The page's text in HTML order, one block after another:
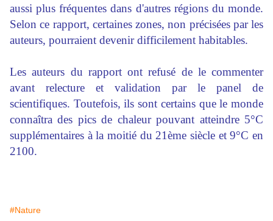
aussi plus fréquentes dans d'autres régions du monde.
Selon ce rapport, certaines zones, non précisées par les
auteurs, pourraient devenir difficilement habitables.
Les auteurs du rapport ont refusé de le commenter
avant relecture et validation par le panel de
scientifiques. Toutefois, ils sont certains que le monde
connaîtra des pics de chaleur pouvant atteindre 5°C
supplémentaires à la moitié du 21ème siècle et 9°C en
2100.
#Nature